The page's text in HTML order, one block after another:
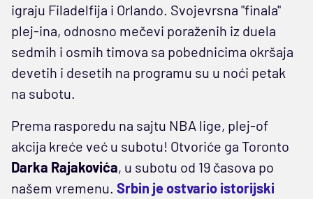
igraju Filadelfija i Orlando. Svojevrsna "finala"
plej-ina, odnosno mečevi poraženih iz duela
sedmih i osmih timova sa pobednicima okršaja
devetih i desetih na programu su u noći petak
na subotu.
Prema rasporedu na sajtu NBA lige, plej-of
akcija kreće već u subotu! Otvoriće ga Toronto
Darka Rajakovića, u subotu od 19 časova po
našem vremenu. Srbin je ostvario istorijski